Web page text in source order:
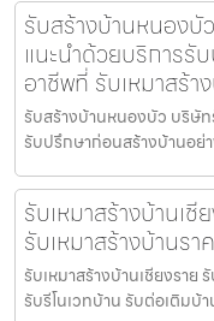
รับสร้างบ้านหนองบั
แนะนำด้วยบริการรั
อาชีพที่ รับเหมาสร้า
รับสร้างบ้านหนองบัว บริษั
รับปรึกษาก่อนสร้างบ้านอย่
รับเหมาสร้างบ้านเ
รับเหมาสร้างบ้านร
รับเหมาสร้างบ้านเชียงราย
รับรีโนเวทบ้าน รับต่อเติมบ้